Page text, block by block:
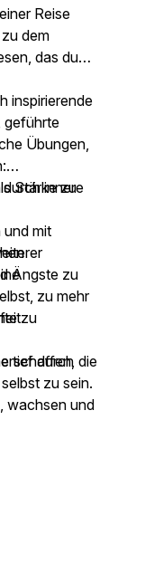
Reise
dem
das du
inspirierende
geführte
Übungen,
Stärke zu
und mit
Ängste zu
zu
die
durch innere
zu mehr
tief durch
zu sein.
wachsen und